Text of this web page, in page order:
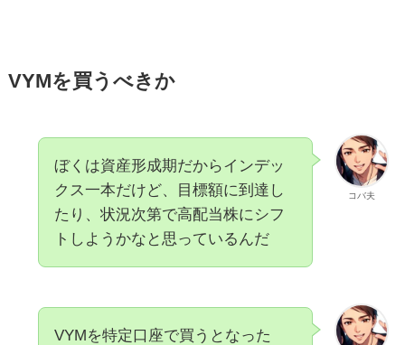
VYMを買うべきか
コバ夫
ぼくは資産形成期だからインデッ
クス一本だけど、目標額に到達し
たり、状況次第で高配当株にシフ
トしようかなと思っているんだ
VYMを特定口座で買うとなった